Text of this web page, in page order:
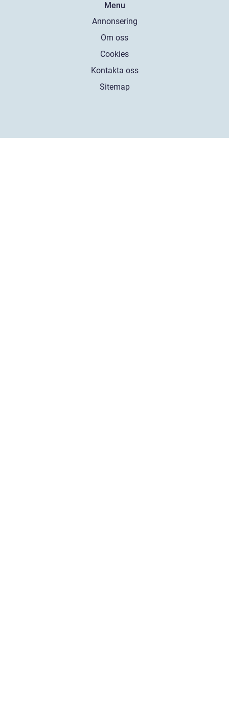
Menu
Annonsering
Om oss
Cookies
Kontakta oss
Sitemap